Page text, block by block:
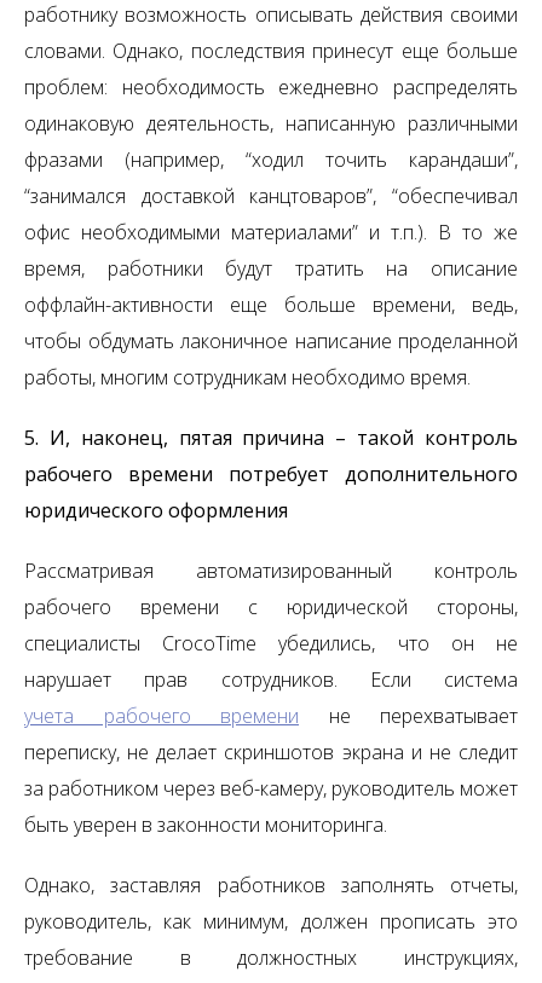
работнику возможность описывать действия своими
словами. Однако, последствия принесут еще больше
проблем: необходимость ежедневно распределять
одинаковую деятельность, написанную различными
фразами (например, “ходил точить карандаши”,
“занимался доставкой канцтоваров”, “обеспечивал
офис необходимыми материалами” и т.п.). В то же
время, работники будут тратить на описание
оффлайн-активности еще больше времени, ведь,
чтобы обдумать лаконичное написание проделанной
работы, многим сотрудникам необходимо время.
5. И, наконец, пятая причина – такой контроль
рабочего времени потребует дополнительного
юридического оформления
Рассматривая автоматизированный контроль
рабочего времени с юридической стороны,
специалисты CrocoTime убедились, что он не
нарушает прав сотрудников. Если система
учета рабочего времени не перехватывает
переписку, не делает скриншотов экрана и не следит
за работником через веб-камеру, руководитель может
быть уверен в законности мониторинга.
Однако, заставляя работников заполнять отчеты,
руководитель, как минимум, должен прописать это
требование в должностных инструкциях,